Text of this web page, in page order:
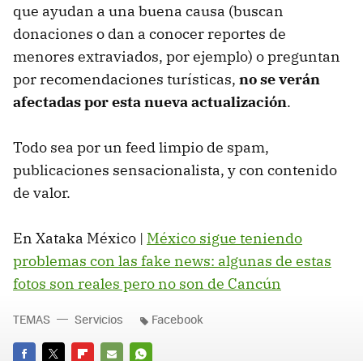
que ayudan a una buena causa (buscan
donaciones o dan a conocer reportes de
menores extraviados, por ejemplo) o preguntan
por recomendaciones turísticas, no se verán
afectadas por esta nueva actualización.
Todo sea por un feed limpio de spam,
publicaciones sensacionalista, y con contenido
de valor.
En Xataka México | México sigue teniendo
problemas con las fake news: algunas de estas
fotos son reales pero no son de Cancún
TEMAS Servicios Facebook